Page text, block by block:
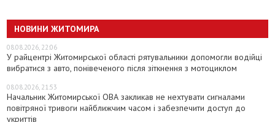
НОВИНИ ЖИТОМИРА
08.08.2026, 22:06
У райцентрі Житомирської області рятувальники допомогли водійці
вибратися з авто, понівеченого після зіткнення з мотоциклом
08.08.2026, 21:53
Начальник Житомирської ОВА закликав не нехтувати сигналами
повітряної тривоги найближчим часом і забезпечити доступ до
укриттів